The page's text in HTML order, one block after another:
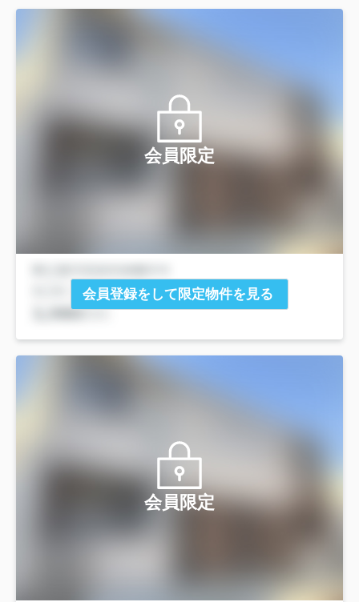
会員限定
会員登録をして限定物件を見る
会員限定